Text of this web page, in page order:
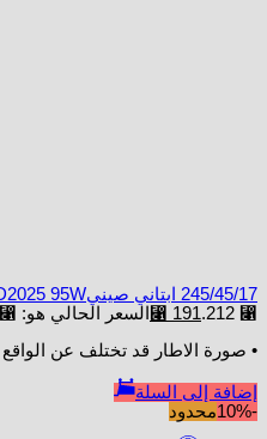
245/45/17 ابتاني صينيD2025 95W
⃁ 212.
⃁ 191 السعر الحالي هو: ⃁ 191.
• صورة الاطار قد تختلف عن الواقع
إضافة إلى السلة
-10%
محدود